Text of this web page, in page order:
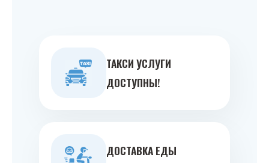
ТАКСИ УСЛУГИ
ДОСТУПНЫ!
ДОСТАВКА ЕДЫ